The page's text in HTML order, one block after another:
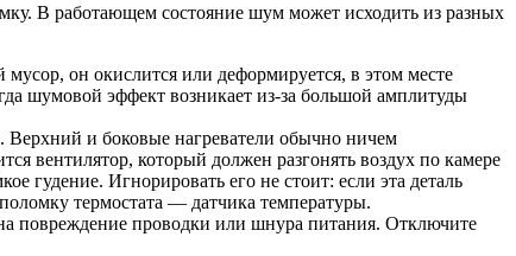
В работающем состояние шум может исходить из разных
он окислится или деформируется, в этом месте
шумовой эффект возникает из-за большой амплитуды
и боковые нагреватели обычно ничем
вентилятор, который должен разгонять воздух по камере
гудение. Игнорировать его не стоит: если эта деталь
термостата — датчика температуры.
повреждение проводки или шнура питания. Отключите